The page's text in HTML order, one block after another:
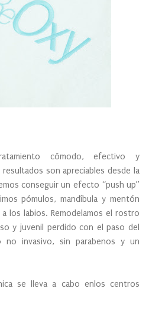
cómodo, efectivo y
son apreciables desde la
conseguir un efecto “push up”
pómulos, mandíbula y mentón
los labios. Remodelamos el rostro
y juvenil perdido con el paso del
no invasivo, sin parabenos y un
se lleva a cabo enlos centros